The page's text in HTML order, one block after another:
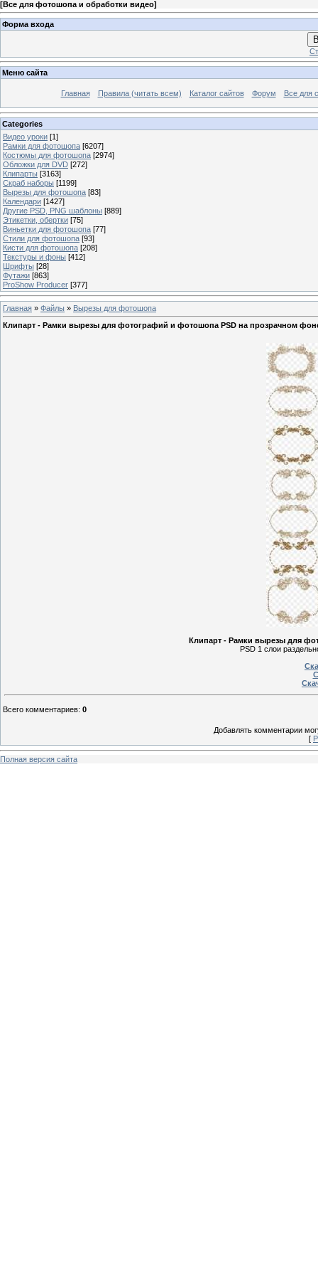
[Все для фотошопа и обработки видео]
Форма входа
Меню сайта
Главная Правила (читать всем) Каталог сайтов Форум Все для
Categories
Видео уроки [1]
Рамки для фотошопа [6207]
Костюмы для фотошопа [2974]
Обложки для DVD [272]
Клипарты [3163]
Скраб наборы [1199]
Вырезы для фотошопа [83]
Календари [1427]
Другие PSD, PNG шаблоны [889]
Этикетки, обертки [75]
Виньетки для фотошопа [77]
Стили для фотошопа [93]
Кисти для фотошопа [208]
Текстуры и фоны [412]
Шрифты [28]
Футажи [863]
ProShow Producer [377]
Главная » Файлы » Вырезы для фотошопа
Клипарт - Рамки вырезы для фотографий и фотошопа PSD на прозрачном
Клипарт - Рамки вырезы для
PSD 1 слои
Всего комментариев: 0
Добавлять комментарии
[
Полная версия сайта